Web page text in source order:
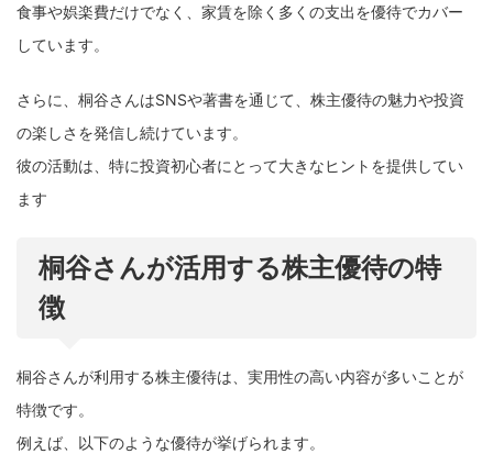
食事や娯楽費だけでなく、家賃を除く多くの支出を優待でカバー
しています。
さらに、桐谷さんはSNSや著書を通じて、株主優待の魅力や投資
の楽しさを発信し続けています。
彼の活動は、特に投資初心者にとって大きなヒントを提供してい
ます
桐谷さんが活用する株主優待の特
徴
桐谷さんが利用する株主優待は、実用性の高い内容が多いことが
特徴です。
例えば、以下のような優待が挙げられます。